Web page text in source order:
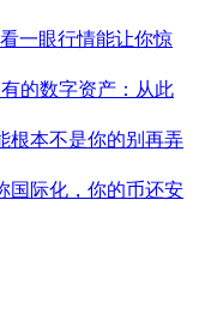
一眼行情能让你惊
的数字资产：从此
根本不是你的别再弄
国际化，你的币还安